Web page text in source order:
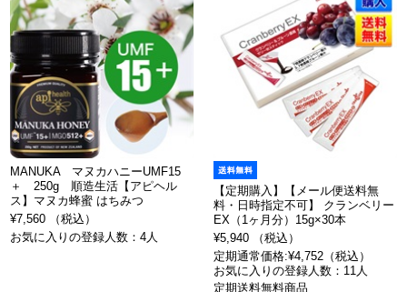
MANUKA マヌカハニーUMF15
＋ 250g 順造生活【アピヘル
ス】マヌカ蜂蜜 はちみつ
¥7,560 （税込）
お気に入りの登録人数：4人
【定期購入】【メール便送料無
料・日時指定不可】 クランベリー
EX（1ヶ月分）15g×30本
¥5,940 （税込）
定期通常価格:¥4,752（税込）
お気に入りの登録人数：11人
定期送料無料商品